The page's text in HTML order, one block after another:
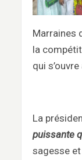
Marraines
la
qui
La
puissante
sagesse